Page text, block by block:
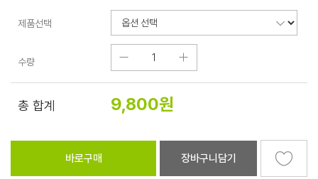
제품선택
수량
총 합계 9,800원
바로구매 장바구니담기